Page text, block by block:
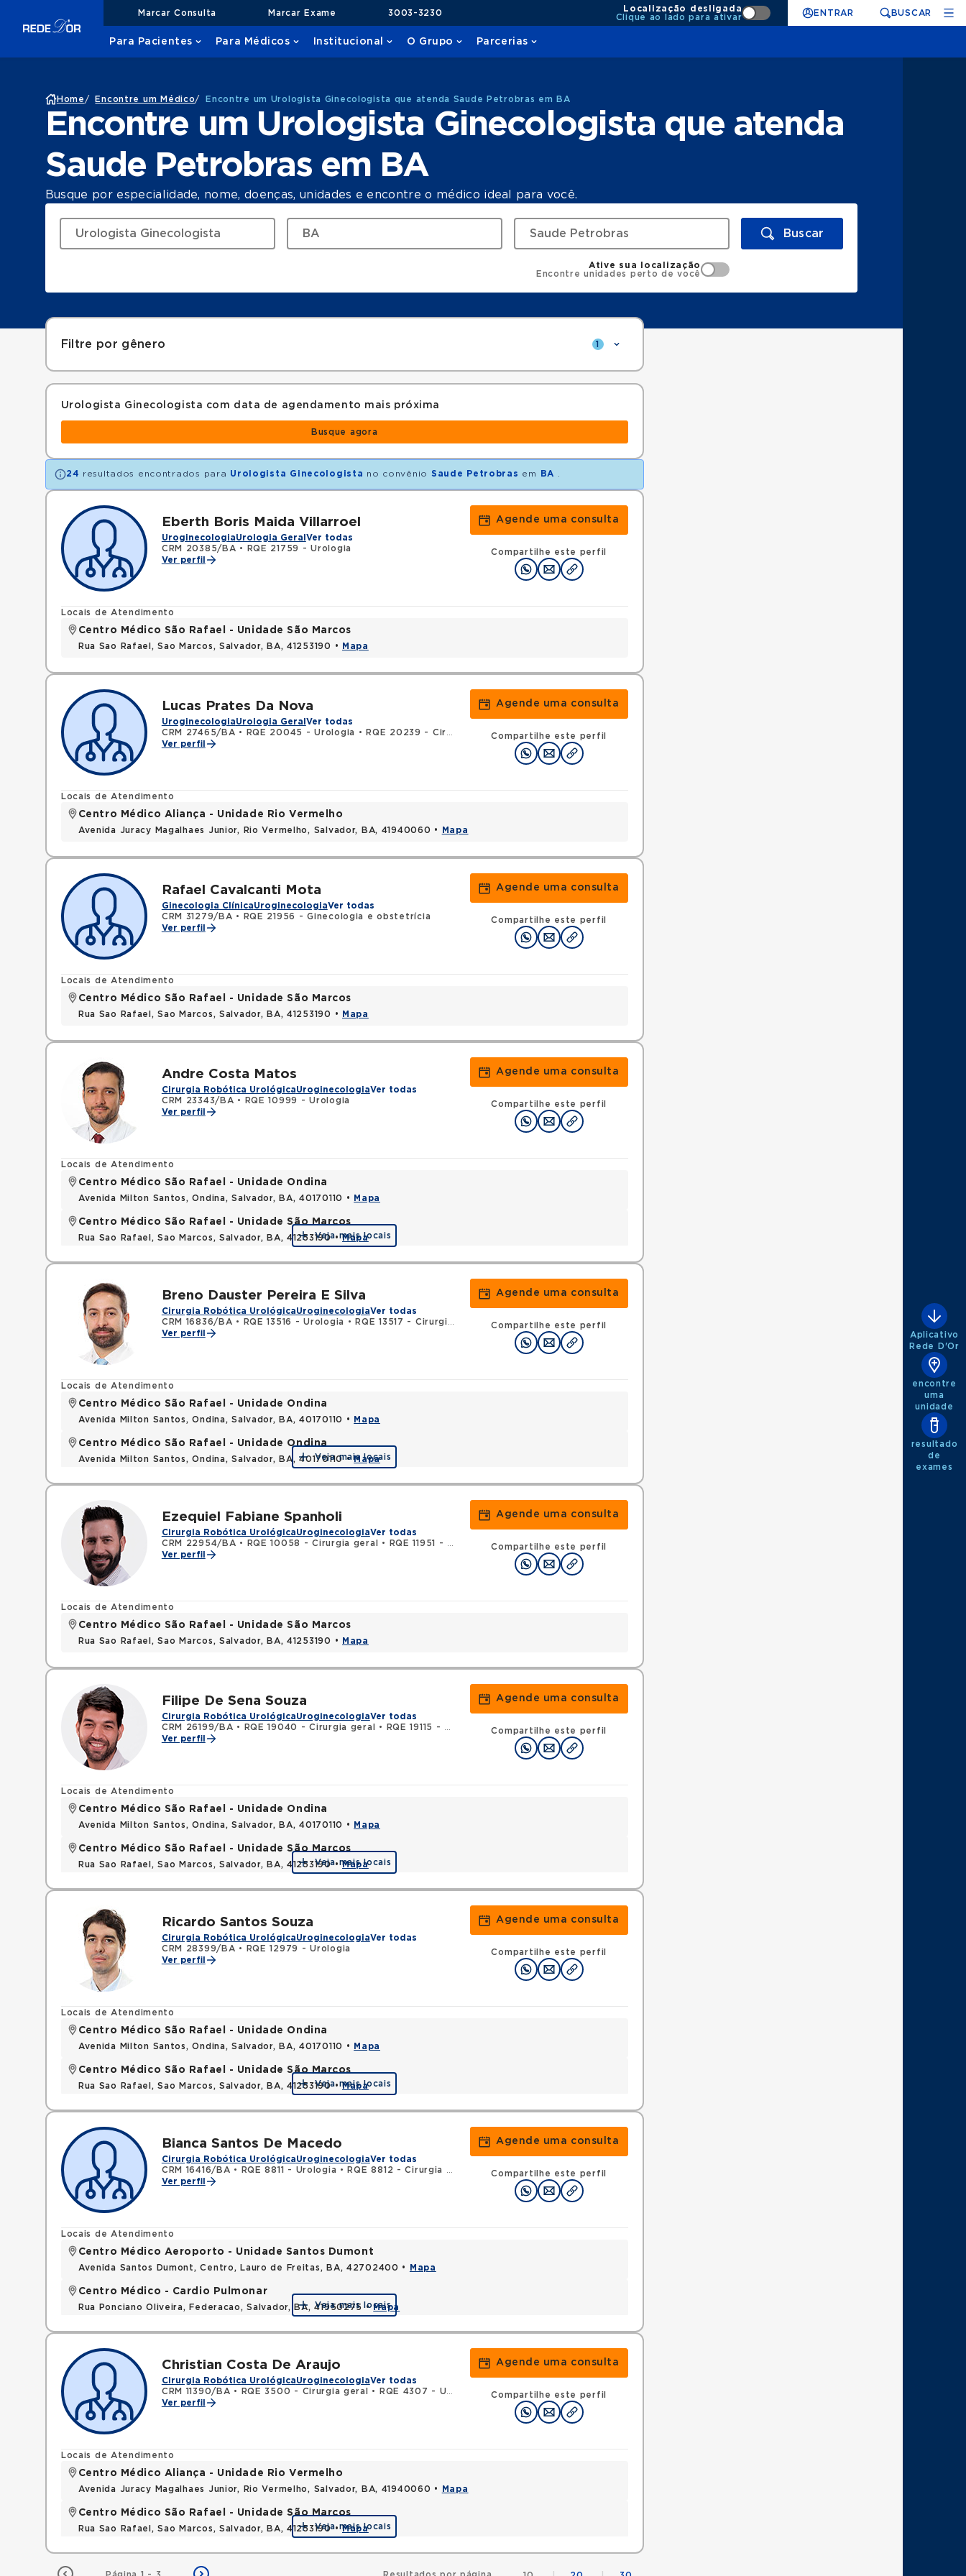
Marcar Consulta Marcar Exame 3003-3230
Localização desligada
Clique ao lado para ativar
ENTRAR BUSCAR
Para Pacientes Para Médicos Institucional O Grupo Parcerias
Home / Encontre um Médico/ Encontre um Urologista Ginecologista que atenda Saude Petrobras em BA
Encontre um Urologista Ginecologista que atenda
Saude Petrobras em BA
Busque por especialidade, nome, doenças, unidades e encontre o médico ideal para você.
Buscar
Ative sua localização
Encontre unidades perto de você
Filtre por gênero 1
Urologista Ginecologista com data de agendamento mais próxima
Busque agora
24 resultados encontrados para Urologista Ginecologista no convênio Saude Petrobras em BA
Eberth Boris Maida Villarroel
UroginecologiaUrologia Geral Ver todas
CRM 20385/BA •
RQE 21759 - Urologia
Ver perfil
Agende uma consulta
Compartilhe este perfil
Locais de Atendimento
Centro Médico São Rafael - Unidade São Marcos
Rua Sao Rafael, Sao Marcos, Salvador, BA, 41253190 • Mapa
Lucas Prates Da Nova
UroginecologiaUrologia Geral Ver todas
CRM 27465/BA • RQE 20045 - Urologia •
RQE 20239 - Cirurgia geral
Ver perfil
Agende uma consulta
Compartilhe este perfil
Locais de Atendimento
Centro Médico Aliança - Unidade Rio Vermelho
Avenida Juracy Magalhaes Junior, Rio Vermelho, Salvador, BA, 41940060 • Mapa
Rafael Cavalcanti Mota
Ginecologia ClínicaUroginecologiaVer todas
CRM 31279/BA •
RQE 21956 - Ginecologia e obstetrícia
Ver perfil
Agende uma consulta
Compartilhe este perfil
Locais de Atendimento
Centro Médico São Rafael - Unidade São Marcos
Rua Sao Rafael, Sao Marcos, Salvador, BA, 41253190 • Mapa
Andre Costa Matos
Cirurgia Robótica UrológicaUroginecologiaVer todas
CRM 23343/BA •
RQE 10999 - Urologia
Ver perfil
Agende uma consulta
Compartilhe este perfil
Locais de Atendimento
Centro Médico São Rafael - Unidade Ondina
Avenida Milton Santos, Ondina, Salvador, BA, 40170110 • Mapa
Centro Médico São Rafael - Unidade São Marcos
Rua Sao Rafael, Sao Marcos, Salvador, BA, 41253190 •Mapa
Veja mais locais
Breno Dauster Pereira E Silva
Cirurgia Robótica UrológicaUroginecologiaVer todas
CRM 16836/BA • RQE 13516 - Urologia •
RQE 13517 - Cirurgia geral
Ver perfil
Agende uma consulta
Compartilhe este perfil
Locais de Atendimento
Centro Médico São Rafael - Unidade Ondina
Avenida Milton Santos, Ondina, Salvador, BA, 40170110 • Mapa
Centro Médico São Rafael - Unidade Ondina
Avenida Milton Santos, Ondina, Salvador, BA, 40170110 •Mapa
Veja mais locais
Ezequiel Fabiane Spanholi
Cirurgia Robótica UrológicaUroginecologiaVer todas
CRM 22954/BA • RQE 10058 - Cirurgia geral •
RQE 11951 - Urologia
Ver perfil
Agende uma consulta
Compartilhe este perfil
Locais de Atendimento
Centro Médico São Rafael - Unidade São Marcos
Rua Sao Rafael, Sao Marcos, Salvador, BA, 41253190 • Mapa
Filipe De Sena Souza
Cirurgia Robótica UrológicaUroginecologiaVer todas
CRM 26199/BA • RQE 19040 - Cirurgia geral •
RQE 19115 - Urologia
Ver perfil
Agende uma consulta
Compartilhe este perfil
Locais de Atendimento
Centro Médico São Rafael - Unidade Ondina
Avenida Milton Santos, Ondina, Salvador, BA, 40170110 • Mapa
Centro Médico São Rafael - Unidade São Marcos
Rua Sao Rafael, Sao Marcos, Salvador, BA, 41253190 •Mapa
Veja mais locais
Ricardo Santos Souza
Cirurgia Robótica UrológicaUroginecologiaVer todas
CRM 28399/BA •
RQE 12979 - Urologia
Ver perfil
Agende uma consulta
Compartilhe este perfil
Locais de Atendimento
Centro Médico São Rafael - Unidade Ondina
Avenida Milton Santos, Ondina, Salvador, BA, 40170110 • Mapa
Centro Médico São Rafael - Unidade São Marcos
Rua Sao Rafael, Sao Marcos, Salvador, BA, 41253190 •Mapa
Veja mais locais
Bianca Santos De Macedo
Cirurgia Robótica UrológicaUroginecologiaVer todas
CRM 16416/BA • RQE 8811 - Urologia •
RQE 8812 - Cirurgia geral
Ver perfil
Agende uma consulta
Compartilhe este perfil
Locais de Atendimento
Centro Médico Aeroporto - Unidade Santos Dumont
Avenida Santos Dumont, Centro, Lauro de Freitas, BA, 42702400 • Mapa
Centro Médico - Cardio Pulmonar
Rua Ponciano Oliveira, Federacao, Salvador, BA, 41950275 •Mapa
Veja mais locais
Christian Costa De Araujo
Cirurgia Robótica UrológicaUroginecologiaVer todas
CRM 11390/BA • RQE 3500 - Cirurgia geral •
RQE 4307 - Urologia
Ver perfil
Agende uma consulta
Compartilhe este perfil
Locais de Atendimento
Centro Médico Aliança - Unidade Rio Vermelho
Avenida Juracy Magalhaes Junior, Rio Vermelho, Salvador, BA, 41940060 • Mapa
Centro Médico São Rafael - Unidade São Marcos
Rua Sao Rafael, Sao Marcos, Salvador, BA, 41253190 •Mapa
Veja mais locais
Aplicativo
Rede D'Or
encontre
uma
unidade
resultado
de
exames